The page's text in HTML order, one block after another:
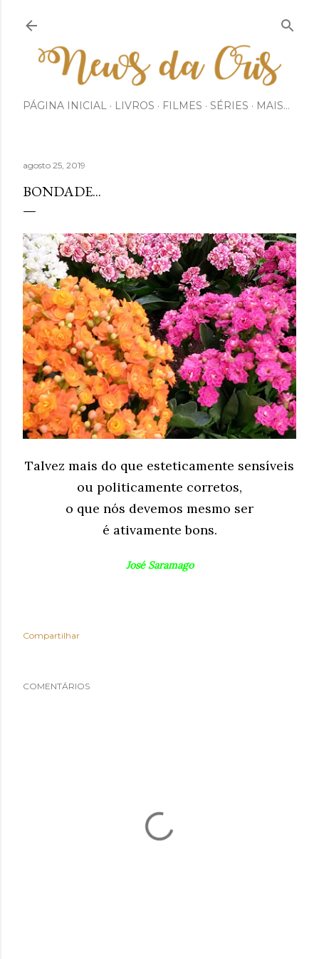
PÁGINA INICIAL LIVROS FILMES SÉRIES MAIS…
agosto 25, 2019
BONDADE...
Talvez mais do que esteticamente sensíveis
ou politicamente corretos,
o que nós devemos mesmo ser
é ativamente bons.
José Saramago
Compartilhar
COMENTÁRIOS